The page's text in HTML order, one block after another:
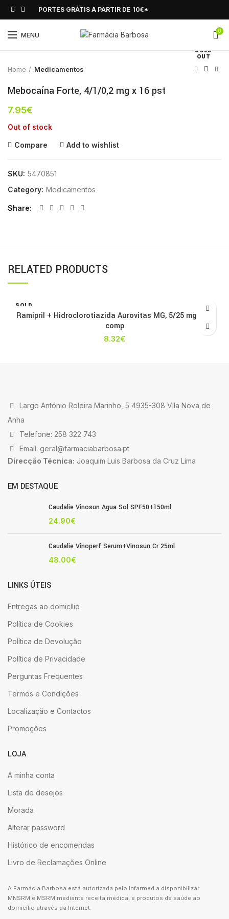
PORTES GRÁTIS A PARTIR DE 10€*
MENU 0
SOLD
OUT
Click to enlarge
Home Medicamentos
Mebocaína Forte, 4/1/0,2 mg x 16 pst
7.95€
Out of stock
Compare Add to wishlist
SKU: 5470851
Category: Medicamentos
Share
RELATED PRODUCTS
SOLD
OUT
Ramipril + Hidroclorotiazida Aurovitas MG, 5/25 mg x 56
comp
8.32€
Largo António Roleira Marinho, 5 4935-308 Vila Nova de
Anha
Telefone: 258 322 743
Email: geral@farmaciabarbosa.pt
Direcção Técnica: Joaquim Luis Barbosa da Cruz Lima
EM DESTAQUE
Caudalie Vinosun Agua Sol SPF50+150ml
24.90€
Caudalie Vinoperf Serum+Vinosun Cr 25ml
48.00€
LINKS ÚTEIS
Entregas ao domicílio
Política de Cookies
Política de Devolução
Política de Privacidade
Perguntas Frequentes
Termos e Condições
Localização e Contactos
Promoções
LOJA
A minha conta
Lista de desejos
Morada
Alterar password
Histórico de encomendas
Livro de Reclamações Online
A Farmácia Barbosa está autorizada pelo Infarmed a disponibilizar
MNSRM e MSRM mediante receita médica, e produtos de saúde ao
domicílio através da Internet.